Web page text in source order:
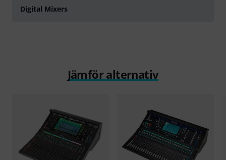
Digital Mixers
Jämför alternativ